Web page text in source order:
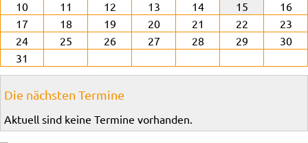
10
11 12 13 14 15
16
17
18 19 20 21 22
23
24
25 26 27 28 29
30
31
Die nächsten Termine
Aktuell sind keine Termine vorhanden.